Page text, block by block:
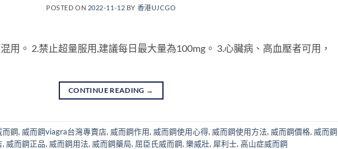
POSTED ON 2022-11-12 BY 香港UJCGO
用。 2.禁止超量服用,建議每日最大量為100mg。 3.心臟病、高血壓者可用，
CONTINUE READING →
而鋼, 威而鋼viagra台灣專賣店, 威而鋼作用, 威而鋼使用心得, 威而鋼使用方法, 威而鋼價格, 威而鋼
, 威而鋼正品, 威而鋼用法, 威而鋼藥局, 屈臣氏威而鋼, 樂威壯, 犀利士, 高山症威而鋼